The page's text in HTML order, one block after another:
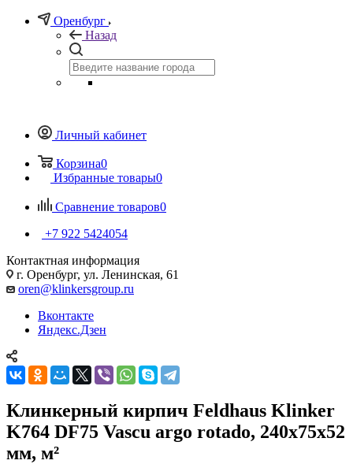
Оренбург
Назад
Личный кабинет
Корзина0
Избранные товары0
Сравнение товаров0
+7 922 5424054
Контактная информация
г. Оренбург, ул. Ленинская, 61
oren@klinkersgroup.ru
Вконтакте
Яндекс.Дзен
Клинкерный кирпич Feldhaus Klinker
K764 DF75 Vascu argo rotado, 240x75x52
мм, м²